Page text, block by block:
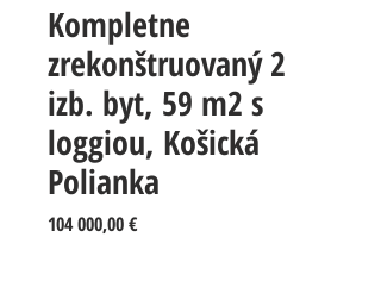
Kompletne
zrekonštruovaný 2
izb. byt, 59 m2 s
loggiou, Košická
Polianka
104 000,00 €Price